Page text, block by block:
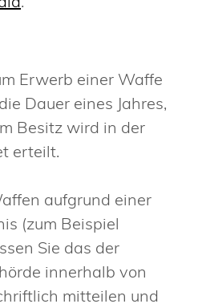
Erwerb einer Waffe
Dauer eines Jahres,
Besitz wird in der
erteilt.
aufgrund einer
(zum Beispiel
Sie das der
innerhalb von
mitteilen und